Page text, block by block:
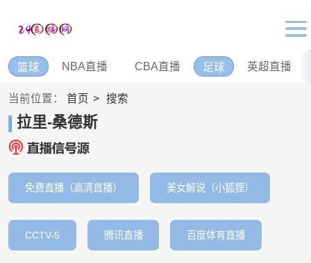
篮球 NBA直播 CBA直播 足球 英超直播
当前位置： 首页 搜索
拉里-桑德斯
免费直播（高清直播） 美女解说（小狐狸）
CCTV-5 腾讯直播 百度体育直播